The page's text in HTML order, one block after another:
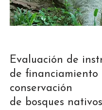
Evaluación de
de financiamiento
conservación
de bosques